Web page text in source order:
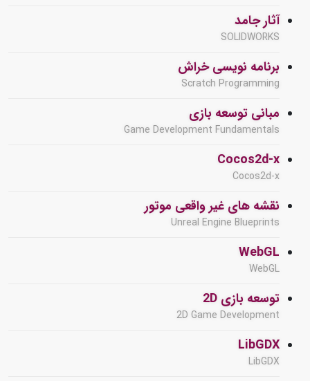
آثار جامد
SOLIDWORKS
برنامه نویسی خراش
Scratch Programming
مبانی توسعه بازی
Game Development Fundamentals
Cocos2d-x
Cocos2d-x
نقشه های غیر واقعی موتور
Unreal Engine Blueprints
WebGL
WebGL
توسعه بازی 2D
2D Game Development
LibGDX
LibGDX